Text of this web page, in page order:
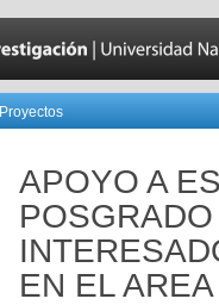
Proyectos
APOYO A
EN EL